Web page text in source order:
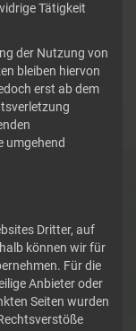
Tätigkeit
der Nutzung von
bleiben hiervon
erst ab dem
umgehend
Dritter, auf
können wir für
Für die
Anbieter oder
Seiten wurden